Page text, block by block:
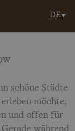
DE
schöne Städte
möchte,
und offen für
während